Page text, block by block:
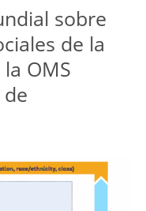
sobre
de la
OMS